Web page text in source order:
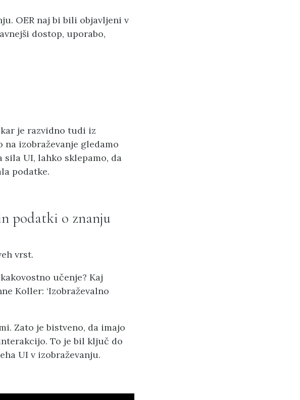
OER naj bi bili objavljeni v
dostop, uporabo,
je razvidno tudi iz
izobraževanje gledamo
UI, lahko sklepamo, da
podatke.
podatki o znanju
vrst.
učenje? Kaj
Koller: ‘Izobraževalno
Zato je bistveno, da imajo
To je bil ključ do
UI v izobraževanju.